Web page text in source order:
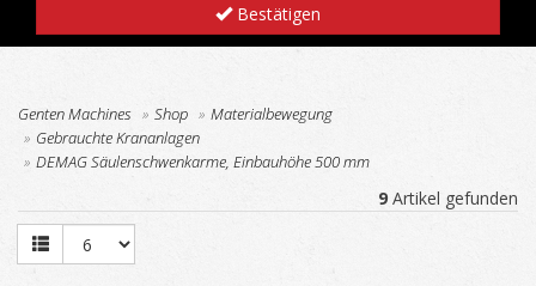
Bestätigen
Genten Machines Shop
Materialbewegung
Gebrauchte Krananlagen
DEMAG Säulenschwenkarme, Einbauhöhe 500 mm
9 Artikel gefunden